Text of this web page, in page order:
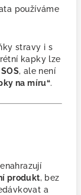
používáme
stravy i s
kapky lze
, ale není
na míru“.
produkt, bez
a